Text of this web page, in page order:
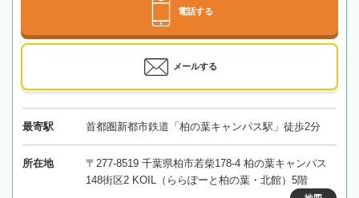
電話する
メールする
最寄駅 首都圏新都市鉄道「柏の葉キャンパス駅」徒歩2分
所在地
〒277-8519 千葉県柏市若柴178-4 柏の葉キャンパス
148街区2 KOIL（ららぽーと柏の葉・北館）5階